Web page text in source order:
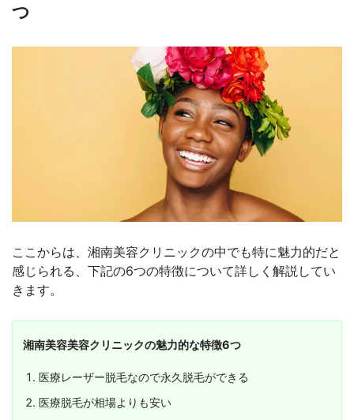
つ
ここからは、湘南美容クリニックの中でも特に魅力的だと
感じられる、下記の6つの特徴について詳しく解説してい
きます。
湘南美容美容クリニックの魅力的な特徴6つ
医療レーザー脱毛なので永久脱毛ができる
医療脱毛が相場よりも安い